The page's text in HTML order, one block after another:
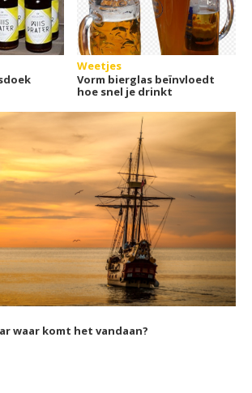
Weetjes
Vorm bierglas beïnvloedt
hoe snel je drinkt
waar komt het vandaan?